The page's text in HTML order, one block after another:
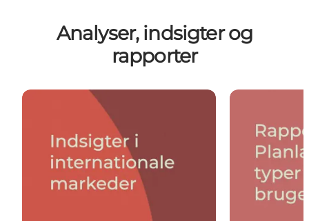
Analyser, indsigter og
rapporter